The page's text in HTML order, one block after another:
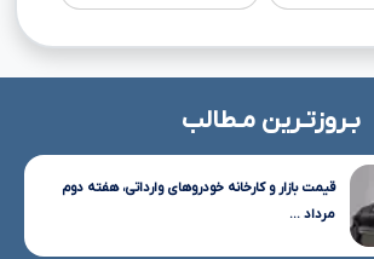
بـروزتـرین مـطالب
قیمت بازار و کارخانه خودروهای وارداتی، هفته دوم
مرداد ...